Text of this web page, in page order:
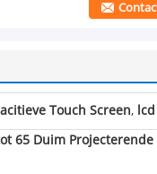
Touch Screen,
65 Duim